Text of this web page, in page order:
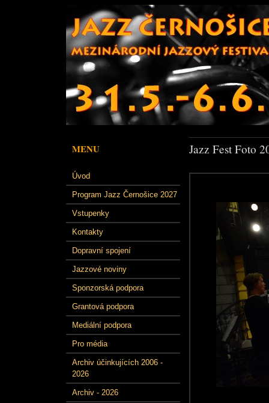
MENU
Úvod
Program Jazz Černošice 2027
Vstupenky
Kontakty
Dopravní spojení
Jazzové noviny
Sponzorská podpora
Grantová podpora
Mediální podpora
Pro média
Archiv účinkujících 2006 -
2026
Archiv - 2026
Jazz Fest Foto